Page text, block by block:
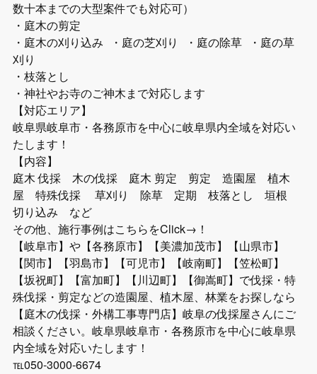
数十本までの大型案件でも対応可）
・庭木の剪定
・庭木の刈り込み ・庭の芝刈り ・庭の除草 ・庭の草
刈り
・枝落とし
・神社やお寺のご神木まで対応します
【対応エリア】
岐阜県岐阜市・各務原市を中心に岐阜県内全域を対応い
たします！
【内容】
庭木 伐採 木の伐採 庭木 剪定 剪定 造園屋 植木
屋 特殊伐採 草刈り 除草 定期 枝落とし 垣根
切り込み など
その他、施行事例はこちらをClick→！
【岐阜市】や【各務原市】【美濃加茂市】【山県市】
【関市】【羽島市】【可児市】【岐南町】【笠松町】
【坂祝町】【富加町】【川辺町】【御嵩町】で伐採・特
殊伐採・剪定などの造園屋、植木屋、林業をお探しなら
【庭木の伐採・外構工事専門店】岐阜の伐採屋さんにご
相談ください。岐阜県岐阜市・各務原市を中心に岐阜県
内全域を対応いたします！
℡050-3000-6674